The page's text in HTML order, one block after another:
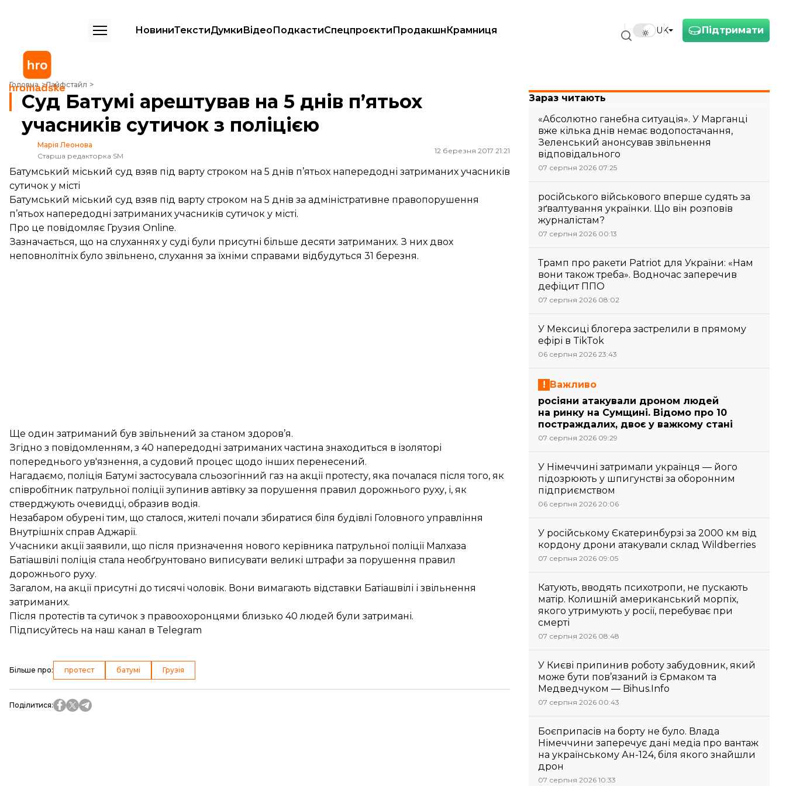
Підтримати
UK
НовиниТекстиДумкиВідеоПодкастиСпецпроєктиПродакшнКрамниця
Головна Лайфстайл
Суд Батумі арештував на 5 днів п’ятьох учасників сутичок з поліцією
Суд Батумі арештував на 5 днів п’ятьох
учасників сутичок з поліцією
Марія Леонова
Старша редакторка SM
12 березня 2017 21:21
Батумський міський суд взяв під варту строком на 5 днів п’ятьох напередодні затриманих учасників
сутичок у місті
Батумський міський суд взяв під варту строком на 5 днів за адміністративне правопорушення
п’ятьох напередодні затриманих учасників сутичок у місті.
Про це повідомляє Грузия Online.
Зазначається, що на слуханнях у суді були присутні більше десяти затриманих. З них двох
неповнолітніх було звільнено, слухання за їхніми справами відбудуться 31 березня.
Ще один затриманий був звільнений за станом здоров’я.
Згідно з повідомленням, з 40 напередодні затриманих частина знаходиться в ізоляторі
попереднього ув'язнення, а судовий процес щодо інших перенесений.
Нагадаємо, поліція Батумі застосувала сльозогінний газ на акції протесту, яка почалася після того, як
співробітник патрульної поліції зупинив автівку за порушення правил дорожнього руху, і, як
стверджують очевидці, образив водія.
Незабаром обурені тим, що сталося, жителі почали збиратися біля будівлі Головного управління
Внутрішніх справ Аджарії.
Учасники акції заявили, що після призначення нового керівника патрульної поліції Малхаза
Батіашвілі поліція стала необґрунтовано виписувати великі штрафи за порушення правил
дорожнього руху.
Загалом, на акції присутні до тисячі чоловік. Вони вимагають відставки Батіашвілі і звільнення
затриманих.
Після протестів та сутичок з правоохоронцями близько 40 людей були затримані.
Підписуйтесь на наш канал в Telegram
Більше про: протест батумі Грузія
Поділитися:
Зараз читають
«Абсолютно ганебна ситуація». У Марганці
вже кілька днів немає водопостачання,
Зеленський анонсував звільнення
відповідального
07 серпня 2026 07:25
російського військового вперше судять за
зґвалтування українки. Що він розповів
журналістам?
07 серпня 2026 00:13
Трамп про ракети Patriot для України: «Нам
вони також треба». Водночас заперечив
дефіцит ППО
07 серпня 2026 08:02
У Мексиці блогера застрелили в прямому
ефірі в TikTok
06 серпня 2026 23:43
Важливо
росіяни атакували дроном людей
на ринку на Сумщині. Відомо про 10
постраждалих, двоє у важкому стані
07 серпня 2026 09:29
У Німеччині затримали українця — його
підозрюють у шпигунстві за оборонним
підприємством
06 серпня 2026 20:06
У російському Єкатеринбурзі за 2000 км від
кордону дрони атакували склад Wildberries
07 серпня 2026 09:05
Катують, вводять психотропи, не пускають
матір. Колишній американський морпіх,
якого утримують у росії, перебуває при
смерті
07 серпня 2026 08:48
У Києві припинив роботу забудовник, який
може бути пов’язаний із Єрмаком та
Медведчуком — Bihus.Info
07 серпня 2026 00:43
Боєприпасів на борту не було. Влада
Німеччини заперечує дані медіа про вантаж
на українському Ан-124, біля якого знайшли
дрон
07 серпня 2026 10:33